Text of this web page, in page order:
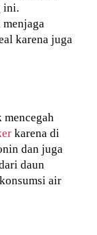
ini.
karena juga
karena di
dan juga
daun
air